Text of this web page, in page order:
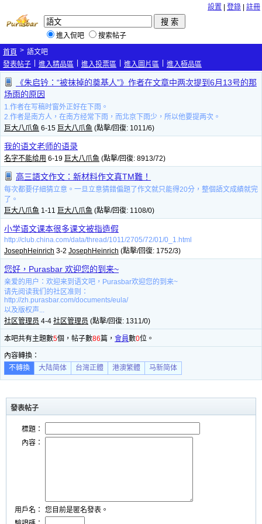
設置 登錄 註冊
進入侃吧
搜索帖子
首頁 > 語文吧
發表帖子
進入精品區 進入投票區 進入圖片區 進入極品區
《朱启钤：“被抹掉的奠基人”》作者在文章中两次提到6月13号的那
场雨的原因
1.作者在写稿时窗外正好在下雨。
2.作者是南方人，在南方经常下雨，而北京下雨少，所以他要提两次。
巨大八爪鱼 6-15 巨大八爪鱼 (點擊/回復: 1011/6)
我的语文老师的语录
名字不能给用 6-19 巨大八爪鱼 (點擊/回復: 8913/72)
高三語文作文：新材料作文真TM難！
每次都要仔細猜立意。一旦立意猜錯偏題了作文就只能得20分，整個語文成績就完
了。
巨大八爪鱼 1-11 巨大八爪鱼 (點擊/回復: 1108/0)
小学语文课本很多课文被指造假
http://club.china.com/data/thread/1011/2705/72/01/0_1.html
JosephHeinrich 3-2 JosephHeinrich (點擊/回復: 1752/3)
您好，Purasbar 欢迎您的到来~
亲爱的用户：欢迎来到语文吧，Purasbar欢迎您的到来~
请先阅读我们的社区准则：
http://zh.purasbar.com/documents/eula/
以及版权声...
社区管理员 4-4 社区管理员 (點擊/回復: 1311/0)
本吧共有主題數5個，帖子數86篇， 會員數0位。
內容轉換：
不轉換
大陆简体 台灣正體 港澳繁體 马新简体
發表帖子
標題：
內容：
用戶名：
您目前是匿名發表。